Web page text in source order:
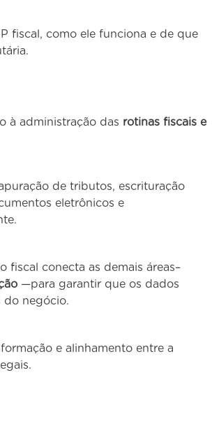
fiscal, como ele funciona e de que
à administração das rotinas fiscais e
de tributos, escrituração
eletrônicos e
fiscal conecta as demais áreas–
—para garantir que os dados
do negócio.
e alinhamento entre a